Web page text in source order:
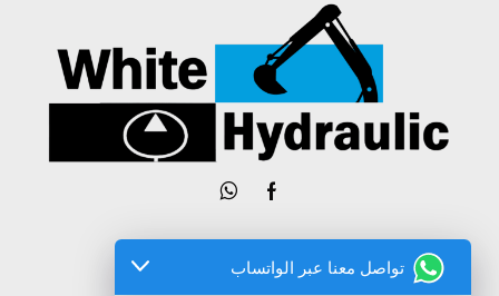
تواصل معنا عبر الواتساب